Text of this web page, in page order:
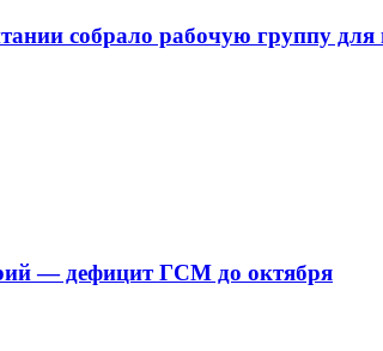
собрало рабочую группу
— дефицит ГСМ до октября